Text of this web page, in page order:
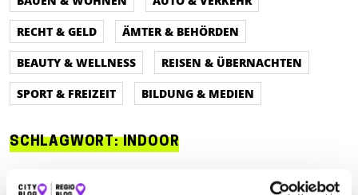
RECHT & GELD
ÄMTER & BEHÖRDEN
BEAUTY & WELLNESS
REISEN & ÜBERNACHTEN
SPORT & FREIZEIT
BILDUNG & MEDIEN
SCHLAGWORT:INDOOR
ALLE AUTO & VERKEHR
ESSEN & TRINKEN